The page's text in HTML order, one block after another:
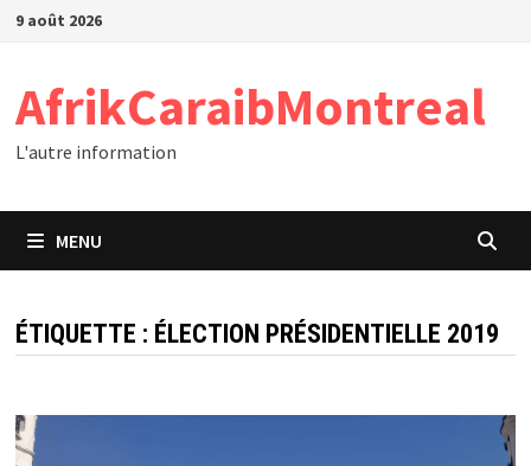
Passer
9 août 2026
AfrikCaraibMontreal
L'autre information
MENU
ÉTIQUETTE : ÉLECTION PRÉSIDENTIELLE 2019